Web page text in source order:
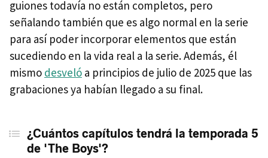
guiones todavía no están completos, pero
señalando también que es algo normal en la serie
para así poder incorporar elementos que están
sucediendo en la vida real a la serie. Además, él
mismo desveló a principios de julio de 2025 que las
grabaciones ya habían llegado a su final.
¿Cuántos capítulos tendrá la temporada 5
de 'The Boys'?